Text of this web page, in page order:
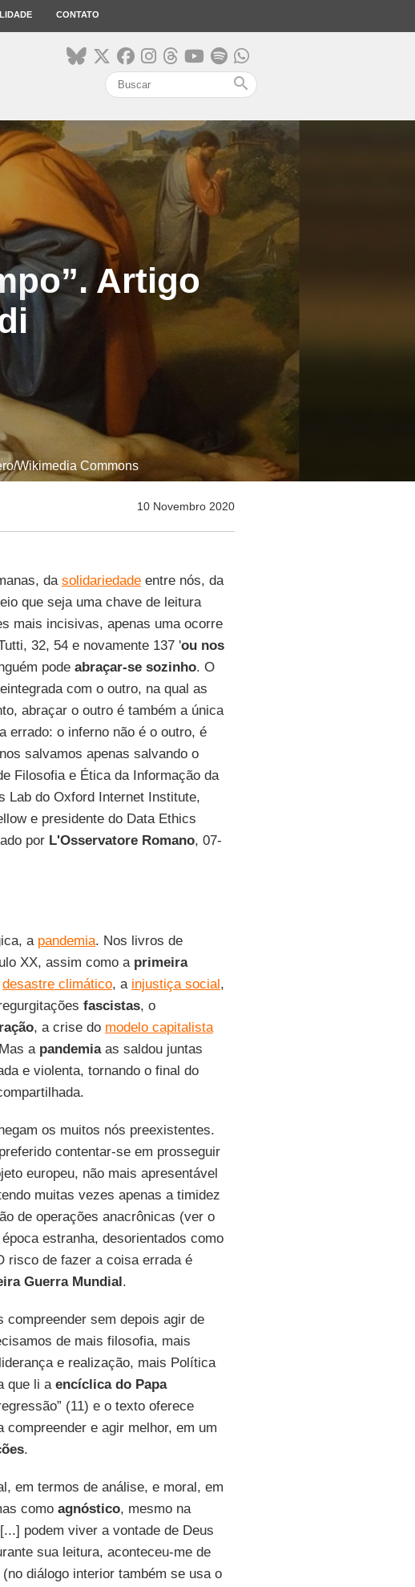
CONTATO
search
Artigo
Wikimedia Commons
10 Novembro 2020
da solidariedadeentre nós, da
que seja uma chave de leitura
mais incisivas, apenas uma ocorre
32, 54 e novamente 137 'ou nos
pode abraçar-se sozinho. O
com o outro, na qual as
abraçar o outro é também a única
errado: o inferno não é o outro, é
salvamos apenas salvando o
Filosofia e Ética da Informação da
Lab do Oxford Internet Institute,
e presidente do Data Ethics
por L'Osservatore Romano, 07-
a pandemia. Nos livros de
XX, assim como a primeira
desastre climático, a injustiça social,
fascistas, o
, a crise do modelo capitalista
a pandemiaas saldou juntas
e violenta, tornando o final do
os muitos nós preexistentes.
contentar-se em prosseguir
europeu, não mais apresentável
muitas vezes apenas a timidez
de operações anacrônicas (ver o
estranha, desorientados como
risco de fazer a coisa errada é
Guerra Mundial.
compreender sem depois agir de
de mais filosofia, mais
e realização, mais Política
que li a encíclica do Papa
(11) e o texto oferece
e agir melhor, em um
.
em termos de análise, e moral, em
como agnóstico, mesmo na
podem viver a vontade de Deus
sua leitura, aconteceu-me de
diálogo interior também se usa o